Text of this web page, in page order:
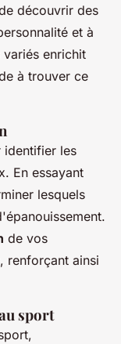
découvrir des
et à
variés enrichit
à trouver ce
identifier les
En essayant
lesquels
de vos
renforçant ainsi
sport